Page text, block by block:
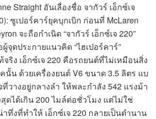
Straight อันเลื่องชื่อ จากัวร์ เอ็กซ์เจ
ซูเปอร์คาร์ยุคบุกเบิก ก่อนที่ McLaren
จะถือกำเนิด “จากัวร์ เอ็กซ์เจ 220”
จุดประกายแนวคิด “ไฮเปอร์คาร์”
จริง เอ็กซ์เจ 220 คือรถยนต์ที่ไม่เหมือนสิ่ง
น ด้วยเครื่องยนต์ V6 ขนาด 3.5 ลิตร แบ
วางอยู่กลางลำ ให้พละกำลัง 542 แรงม้า
ดได้เกิน 200 ไมล์ต่อชั่วโมง แต่ไม่ใช่
ทึ่งที่ทำให้ เอ็กซ์เจ 220 กลายเป็นตำนาน